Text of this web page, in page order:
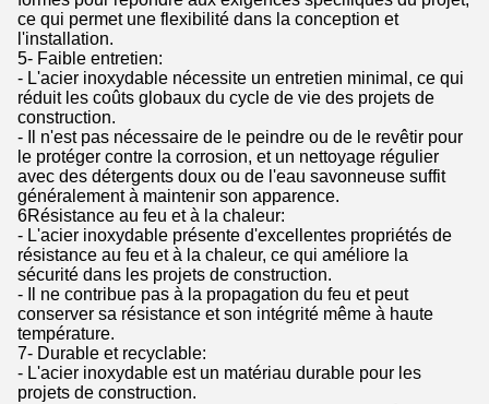
ce qui permet une flexibilité dans la conception et
l'installation.
5- Faible entretien:
- L'acier inoxydable nécessite un entretien minimal, ce qui
réduit les coûts globaux du cycle de vie des projets de
construction.
- Il n'est pas nécessaire de le peindre ou de le revêtir pour
le protéger contre la corrosion, et un nettoyage régulier
avec des détergents doux ou de l'eau savonneuse suffit
généralement à maintenir son apparence.
6Résistance au feu et à la chaleur:
- L'acier inoxydable présente d'excellentes propriétés de
résistance au feu et à la chaleur, ce qui améliore la
sécurité dans les projets de construction.
- Il ne contribue pas à la propagation du feu et peut
conserver sa résistance et son intégrité même à haute
température.
7- Durable et recyclable:
- L'acier inoxydable est un matériau durable pour les
projets de construction.